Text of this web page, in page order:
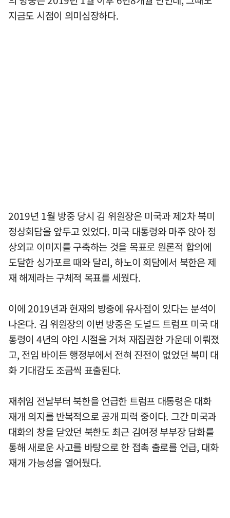
지금도 시점이 의미심장하다.
2019년 1월 방중 당시 김 위원장은 미국과 제2차 북미
정상회담을 앞두고 있었다. 미국 대통령와 마주 앉아 정
상외교 이미지를 구축하는 것을 목표로 원론적 합의에
도달한 싱가포르 때와 달리, 하노이 회담에서 북한은 제
재 해제라는 구체적 목표를 세웠다.
이에 2019년과 현재의 방중에 유사점이 있다는 분석이
나온다. 김 위원장의 이번 방중은 도널드 트럼프 미국 대
통령이 4년의 야인 시절을 거쳐 재집권한 가운데 이뤄졌
고, 전임 바이든 행정부에서 전혀 진전이 없었던 북미 대
화 기대감도 조금씩 표출된다.
재취임 전날부터 북한을 언급한 트럼프 대통령은 대화
재개 의지를 반복적으로 공개 피력 중이다. 그간 미국과
대화의 창을 닫았던 북한도 최근 김여정 부부장 담화를
통해 새로운 사고를 바탕으로 한 접촉 출로를 언급, 대화
재개 가능성을 열어뒀다.